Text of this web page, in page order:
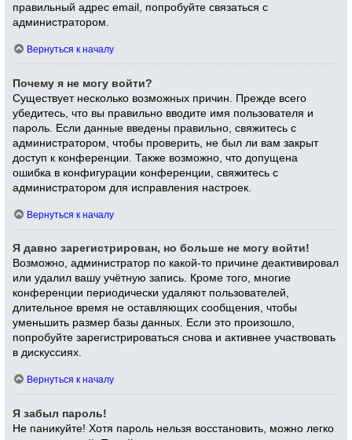
правильный адрес email, попробуйте связаться с
администратором.
Вернуться к началу
Почему я не могу войти?
Существует несколько возможных причин. Прежде всего
убедитесь, что вы правильно вводите имя пользователя и
пароль. Если данные введены правильно, свяжитесь с
администратором, чтобы проверить, не был ли вам закрыт
доступ к конференции. Также возможно, что допущена
ошибка в конфигурации конференции, свяжитесь с
администратором для исправления настроек.
Вернуться к началу
Я давно зарегистрирован, но больше не могу войти!
Возможно, администратор по какой-то причине деактивировал
или удалил вашу учётную запись. Кроме того, многие
конференции периодически удаляют пользователей,
длительное время не оставляющих сообщения, чтобы
уменьшить размер базы данных. Если это произошло,
попробуйте зарегистрироваться снова и активнее участвовать
в дискуссиях.
Вернуться к началу
Я забыл пароль!
Не паникуйте! Хотя пароль нельзя восстановить, можно легко